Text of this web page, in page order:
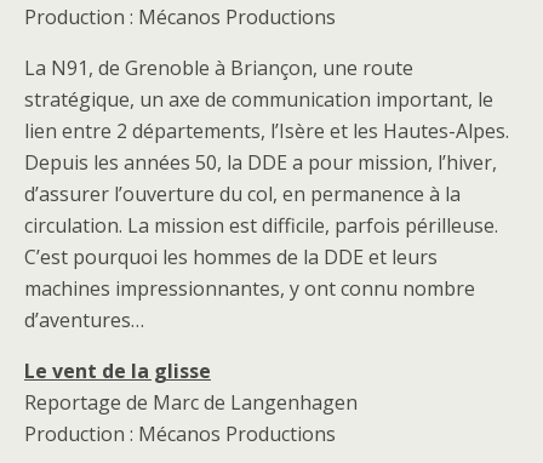
Production : Mécanos Productions
La N91, de Grenoble à Briançon, une route
stratégique, un axe de communication important, le
lien entre 2 départements, l’Isère et les Hautes-Alpes.
Depuis les années 50, la DDE a pour mission, l’hiver,
d’assurer l’ouverture du col, en permanence à la
circulation. La mission est difficile, parfois périlleuse.
C’est pourquoi les hommes de la DDE et leurs
machines impressionnantes, y ont connu nombre
d’aventures…
Le vent de la glisse
Reportage de Marc de Langenhagen
Production : Mécanos Productions